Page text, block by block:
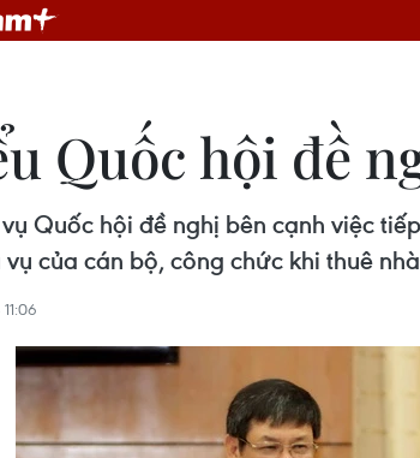
Quốc hội đề
Quốc hội đề nghị bên cạnh việc
của cán bộ, công chức khi thuê